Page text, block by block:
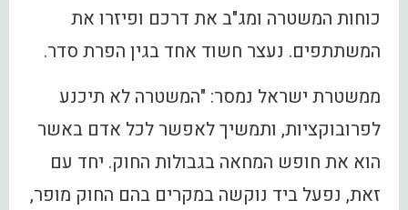
כוחות המשטרה ומג"ב את דרכם ופיזרו את
המשתתפים. נעצר חשוד אחד בגין הפרת סדר.
ממשטרת ישראל נמסר: "המשטרה לא תיכנע
לפרובוקציות, ותמשיך לאפשר לכל אדם באשר
הוא את חופש המחאה בגבולות החוק. יחד עם
זאת, נפעל ביד נוקשה במקרים בהם החוק מופר,